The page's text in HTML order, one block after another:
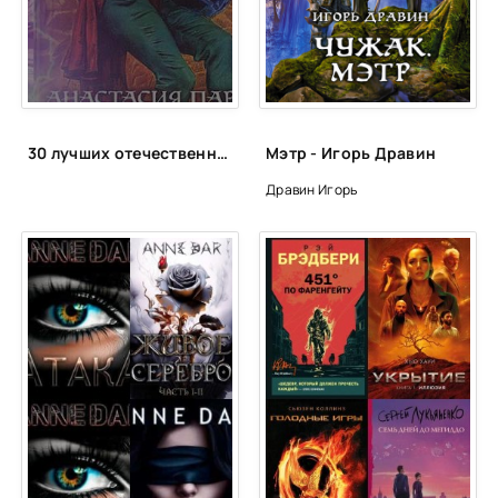
24
26
30
31
32
33
34
35
36
37
30 лучших отечественных фэнтези циклов Мэтр - Игорь Дравин
Дравин Игорь